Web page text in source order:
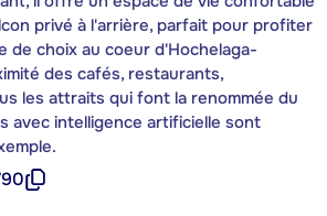
privé à l'arrière, parfait pour profiter
de choix au coeur d'Hochelaga-
des cafés, restaurants,
les attraits qui font la renommée du
avec intelligence artificielle sont